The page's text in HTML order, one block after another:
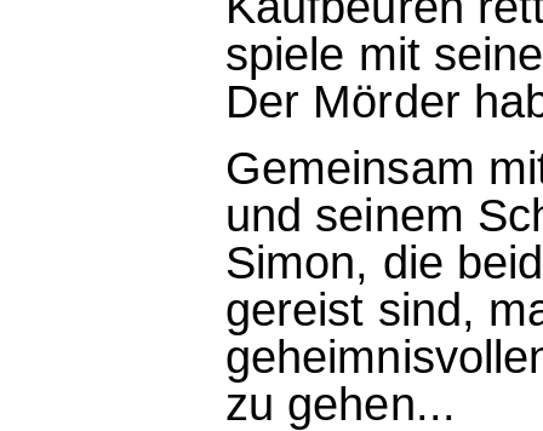
spiele mit
Der Mörder
Gemeinsam
und seinem
Simon, die
gereist sind,
zu gehen...